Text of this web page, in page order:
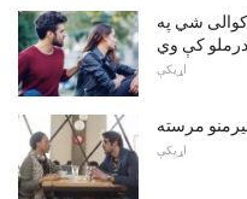
شي په
درملو کې وي
اړیکې
مرسته
اړیکې